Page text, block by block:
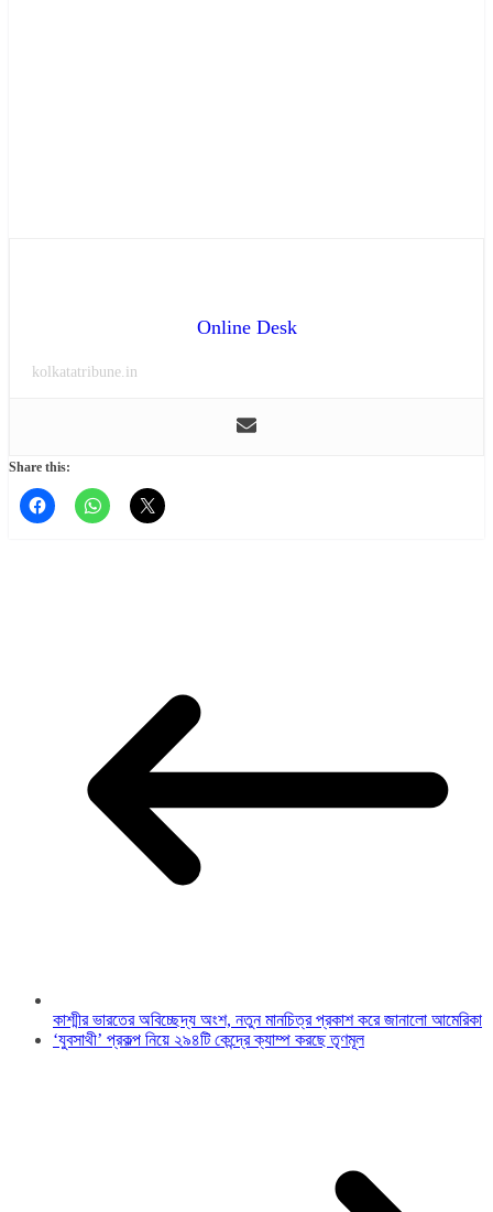
Online Desk
kolkatatribune.in
Share this:
কাশ্মীর ভারতের অবিচ্ছেদ্য অংশ, নতুন মানচিত্র প্রকাশ করে জানালো আমেরিকা
‘যুবসাথী’ প্রকল্প নিয়ে ২৯৪টি কেন্দ্রে ক্যাম্প করছে তৃণমূল